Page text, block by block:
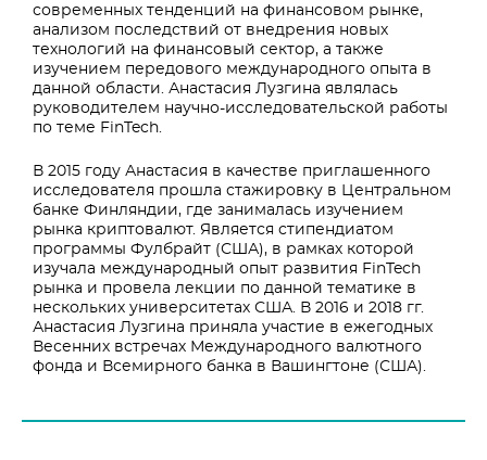
современных тенденций на финансовом рынке,
анализом последствий от внедрения новых
технологий на финансовый сектор, а также
изучением передового международного опыта в
данной области. Анастасия Лузгина являлась
руководителем научно-исследовательской работы
по теме FinTech.
В 2015 году Анастасия в качестве приглашенного
исследователя прошла стажировку в Центральном
банке Финляндии, где занималась изучением
рынка криптовалют. Является стипендиатом
программы Фулбрайт (США), в рамках которой
изучала международный опыт развития FinTech
рынка и провела лекции по данной тематике в
нескольких университетах США. В 2016 и 2018 гг.
Анастасия Лузгина приняла участие в ежегодных
Весенних встречах Международного валютного
фонда и Всемирного банка в Вашингтоне (США).